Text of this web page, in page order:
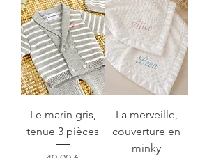
Le marin gris,
tenue 3 pièces
La merveille,
couverture en
minky